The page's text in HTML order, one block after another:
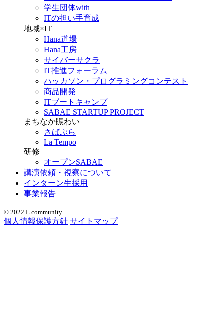
学生団体with
ITの担い手育成
地域×IT
Hana道場
Hana工房
サイバーサクラ
IT推進フォーラム
ハッカソン・プログラミングコンテスト
商品開発
ITブートキャンプ
SABAE STARTUP PROJECT
まちなか賑わい
さばぷら
La Tempo
研修
オープンSABAE
講演依頼・視察について
インターン生採用
事業報告
© 2022 L community.
個人情報保護方針 サイトマップ